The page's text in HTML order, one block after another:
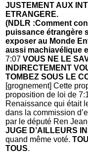
JUSTEMENT AUX
ETRANGERE.
(NDLR :Comment
puissance étrangère
exposer au Monde
aussi machiavélique
7:07VOUS NE LE
INDIRECTEMENT
TOMBEZ SOUS LE
[grognement] Cette
proposition de loi de
Renaissance qui était
dans la commission
par le député Ren
JUGE D’AILLEURS
quand même voté.
TOUS.